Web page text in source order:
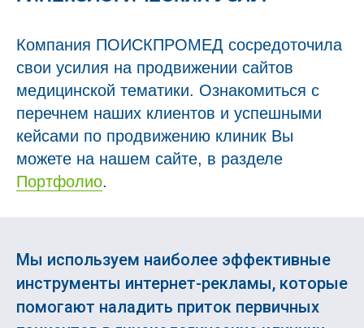
Компания ПОИСКПРОМЕД сосредоточила
свои усилия на продвижении сайтов
медицинской тематики. Ознакомиться с
перечнем наших клиентов и успешными
кейсами по продвижению клиник Вы
можете на нашем сайте, в разделе
Портфолио.
Мы используем наиболее эффективные
инструменты интернет-рекламы, которые
помогают наладить приток первичных